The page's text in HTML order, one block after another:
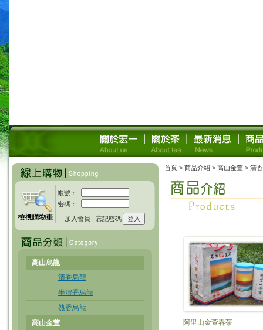
帳號：
密碼：
加入會員 | 忘記密碼
高山烏龍
清香烏龍
半濃香烏龍
熟香烏龍
高山金萱
首頁 > 商品介紹 > 高山金萱 > 清
阿里山金萱春茶